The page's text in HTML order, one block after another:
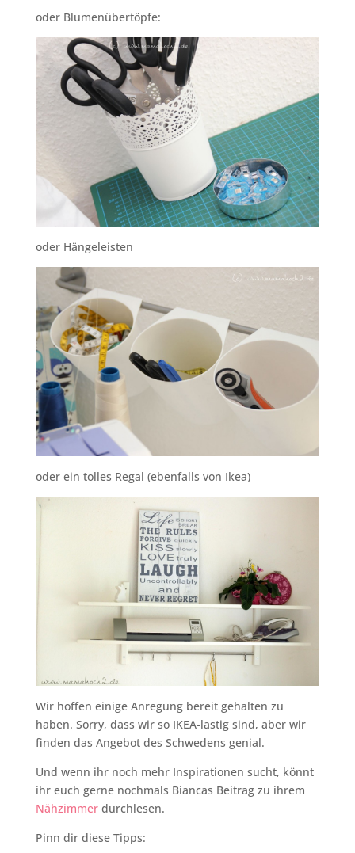
oder Blumenübertöpfe:
oder Hängeleisten
oder ein tolles Regal (ebenfalls von Ikea)
Wir hoffen einige Anregung bereit gehalten zu
haben. Sorry, dass wir so IKEA-lastig sind, aber wir
finden das Angebot des Schwedens genial.
Und wenn ihr noch mehr Inspirationen sucht, könnt
ihr euch gerne nochmals Biancas Beitrag zu ihrem
Nähzimmer durchlesen.
Pinn dir diese Tipps: